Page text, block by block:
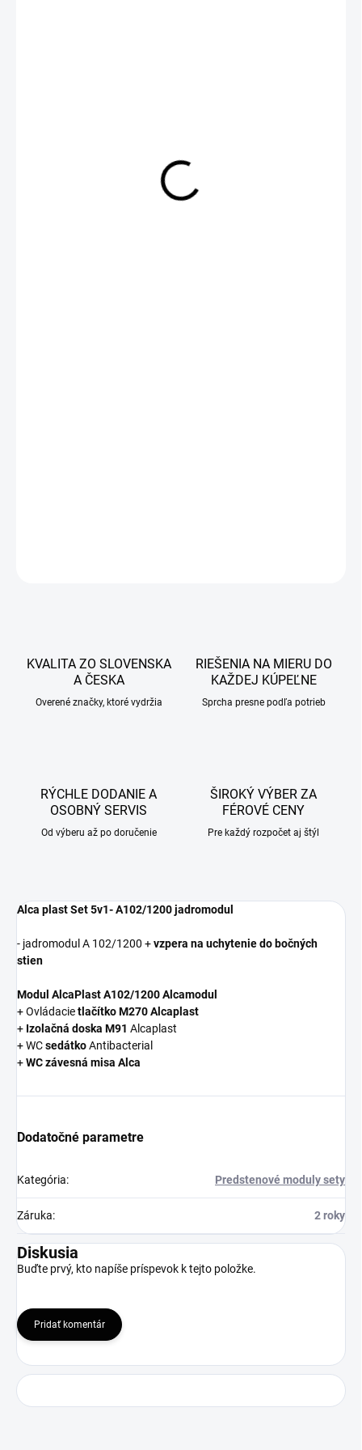
KVALITA ZO SLOVENSKA
A ČESKA
Overené značky, ktoré vydržia
RIEŠENIA NA MIERU DO
KAŽDEJ KÚPEĽNE
Sprcha presne podľa potrieb
RÝCHLE DODANIE A
OSOBNÝ SERVIS
Od výberu až po doručenie
ŠIROKÝ VÝBER ZA
FÉROVÉ CENY
Pre každý rozpočet aj štýl
Alca plast Set 5v1- A102/1200 jadromodul
- jadromodul A 102/1200 +vzpera na uchytenie do bočných
stien
Modul AlcaPlast A102/1200 Alcamodul
+ Ovládacietlačítko M270 Alcaplast
+ Izolačná doska M91 Alcaplast
+ WCsedátkoAntibacterial
+WC závesná misa Alca
Dodatočné parametre
Kategória: Predstenové moduly sety
Záruka: 2 roky
Diskusia
Buďte prvý, kto napíše príspevok k tejto položke.
Pridať komentár